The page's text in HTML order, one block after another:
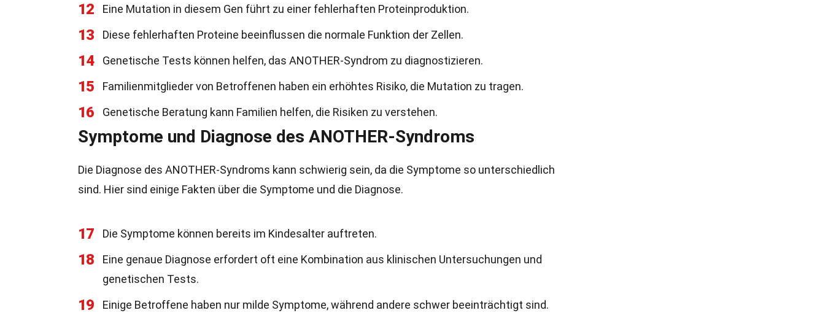
12 Eine Mutation in diesem Gen führt zu einer fehlerhaften Proteinproduktion.
13 Diese fehlerhaften Proteine beeinflussen die normale Funktion der Zellen.
14 Genetische Tests können helfen, das ANOTHER-Syndrom zu diagnostizieren.
15 Familienmitglieder von Betroffenen haben ein erhöhtes Risiko, die Mutation zu tragen.
16 Genetische Beratung kann Familien helfen, die Risiken zu verstehen.
Symptome und Diagnose des ANOTHER-Syndroms
Die Diagnose des ANOTHER-Syndroms kann schwierig sein, da die Symptome so unterschiedlich
sind. Hier sind einige Fakten über die Symptome und die Diagnose.
17 Die Symptome können bereits im Kindesalter auftreten.
18
Eine genaue Diagnose erfordert oft eine Kombination aus klinischen Untersuchungen und
genetischen Tests.
19 Einige Betroffene haben nur milde Symptome, während andere schwer beeinträchtigt sind.